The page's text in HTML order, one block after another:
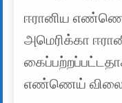
ஈரானிய
அமெரிக்கா
எண்ணெய்